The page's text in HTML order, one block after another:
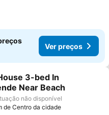
Ver preços
aos favoritos
3-bed In
Near Beach
não disponível
de Centro da cidade